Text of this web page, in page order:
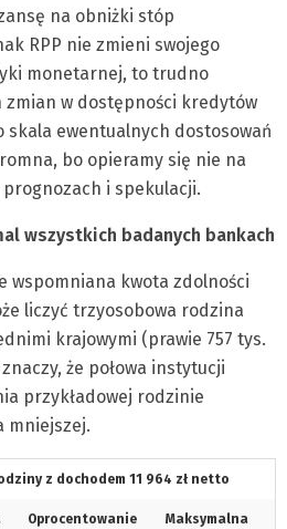
na obniżki stóp
RPP nie zmieni swojego
monetarnej, to trudno
zmian w dostępności kredytów
skala ewentualnych dostosowań
bo opieramy się nie na
i spekulacji.
wszystkich badanych bankach
wspomniana kwota zdolności
liczyć trzyosobowa rodzina
krajowymi (prawie 757 tys.
że połowa instytucji
przykładowej rodzinie
mniejszej.
z dochodem 11 964 zł netto
Oprocentowanie Maksymalna